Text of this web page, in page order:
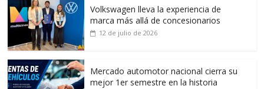
Volkswagen lleva la experiencia de
marca más allá de concesionarios
12 de julio de 2026
Mercado automotor nacional cierra su
mejor 1er semestre en la historia